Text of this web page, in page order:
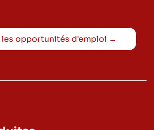
les opportunités d'emploi →